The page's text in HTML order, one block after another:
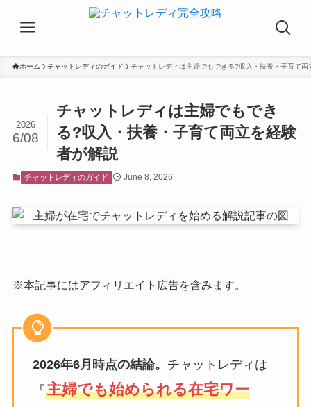
ホーム チャットレディのガイド チャットレディは主婦でもできる?収入・扶養・子育て両
チャットレディは主婦でもでき
る?収入・扶養・子育て両立を経験
者が解説
2026
6/08
チャットレディのガイド June 8, 2026
※本記事にはアフィリエイト広告を含みます。
2026年6月時点の結論。 チャットレディは
『主婦でも始められる在宅ワー